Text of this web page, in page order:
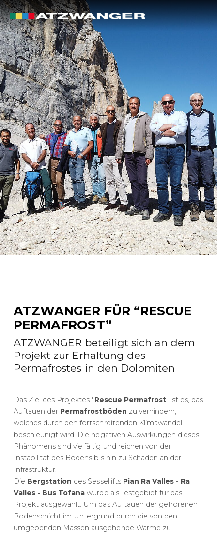
ATZWANGER FÜR “RESCUE
PERMAFROST”
ATZWANGER beteiligt sich an dem
Projekt zur Erhaltung des
Permafrostes in den Dolomiten
Das Ziel des Projektes "Rescue Permafrost" ist es, das
Auftauen der Permafrostböden zu verhindern,
welches durch den fortschreitenden Klimawandel
beschleunigt wird. Die negativen Auswirkungen dieses
Phänomens sind vielfältig und reichen von der
Instabilität des Bodens bis hin zu Schäden an der
Infrastruktur.
Die Bergstation des Sessellifts Pian Ra Valles - Ra
Valles - Bus Tofana wurde als Testgebiet für das
Projekt ausgewählt. Um das Auftauen der gefrorenen
Bodenschicht im Untergrund durch die von den
umgebenden Massen ausgehende Wärme zu